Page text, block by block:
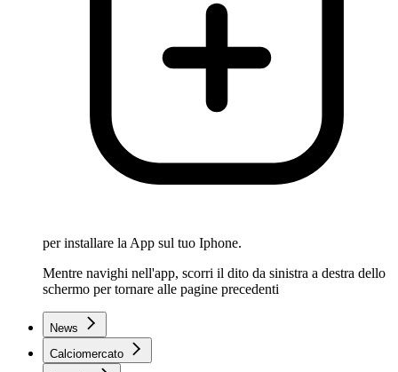
per installare la App sul tuo Iphone.
Mentre navighi nell'app, scorri il dito da sinistra a destra dello
schermo per tornare alle pagine precedenti
News
Calciomercato